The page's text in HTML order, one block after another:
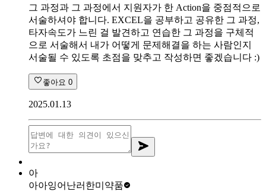
그 과정과 그 과정에서 지원자가 한 Action을 중점적으로
서술하셔야 합니다. EXCEL을 공부하고 공유한 그 과정,
타자속도가 느린 걸 발견하고 연습한 그 과정을 구체적
으로 서술해서 내가 어떻게 문제해결을 하는 사람인지
서술될 수 있도록 초점을 맞추고 작성하면 좋겠습니다 :)
좋아요 0
2025.01.13
아
아아잉어난러 한미약품